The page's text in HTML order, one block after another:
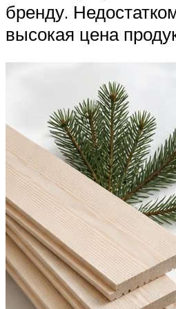
бренду.
высокая цена